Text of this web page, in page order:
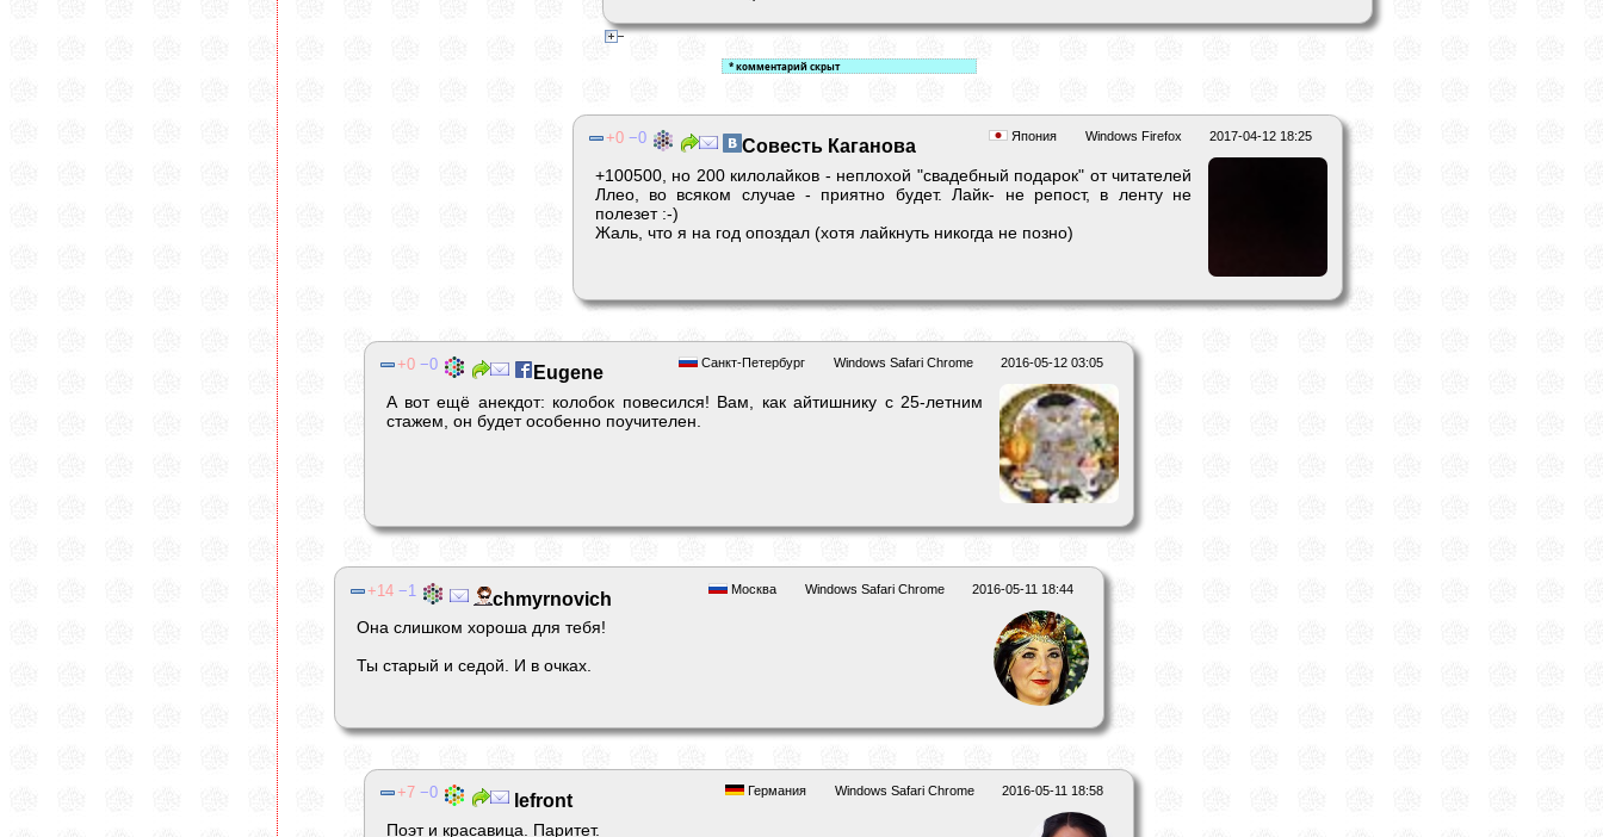
2017-04-12 18:25
Windows Firefox
Япония
0 0 Совесть Каганова
+100500, но 200 килолайков - неплохой "свадебный подарок" от читателей
Ллео, во всяком случае - приятно будет. Лайк- не репост, в ленту не
полезет :-)
Жаль, что я на год опоздал (хотя лайкнуть никогда не позно)
2016-05-12 03:05
Windows Safari Chrome
Санкт-Петербург
0 0 Eugene
А вот ещё анекдот: колобок повесился! Вам, как айтишнику с 25-летним
стажем, он будет особенно поучителен.
2016-05-11 18:44
Windows Safari Chrome
Москва
14 1 chmyrnovich
Она слишком хороша для тебя!
Ты старый и седой. И в очках.
2016-05-11 18:58
Windows Safari Chrome
Германия
7 0 lefront
Поэт и красавица. Паритет.